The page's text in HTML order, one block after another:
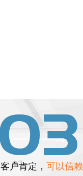
客户肯定， 可以信赖